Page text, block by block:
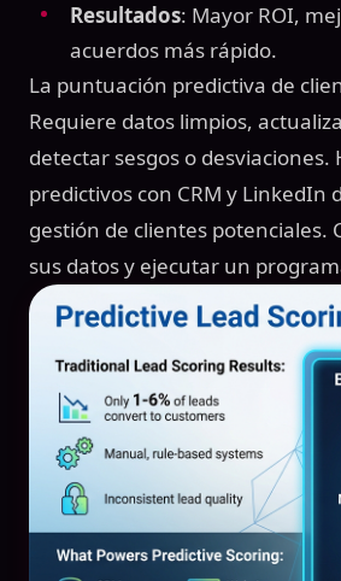
Resultados: Mayor ROI,
acuerdos más rápido.
La puntuación predictiva de
Requiere datos limpios,
detectar sesgos o
predictivos con CRM y
gestión de clientes
sus datos y ejecutar un